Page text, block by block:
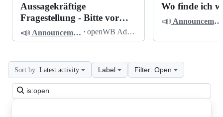
Discussions
Aussagekräftige
Fragestellung - Bitte vor
dem Posten lesen
📣 Announcements · openWB Admin
Wo finde ich
📣 Announcements
Search
all
Sort by: Latest activity Label Filter: Open